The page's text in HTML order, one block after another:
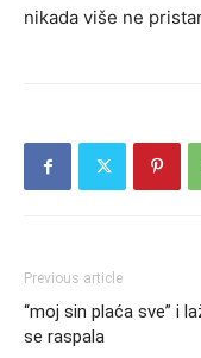
nikada više ne
Previous article
“moj sin plaća sve” i
se raspala